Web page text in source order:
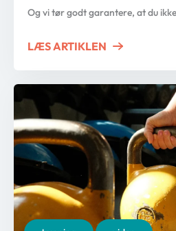
Og vi tør godt garantere, at du
knæ op? Bør […]
LÆS ARTIKLEN ABOUT